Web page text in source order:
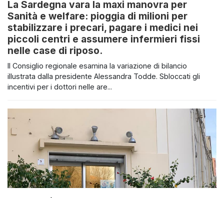
La Sardegna vara la maxi manovra per
Sanità e welfare: pioggia di milioni per
stabilizzare i precari, pagare i medici nei
piccoli centri e assumere infermieri fissi
nelle case di riposo.
Il Consiglio regionale esamina la variazione di bilancio
illustrata dalla presidente Alessandra Todde. Sbloccati gli
incentivi per i dottori nelle are...